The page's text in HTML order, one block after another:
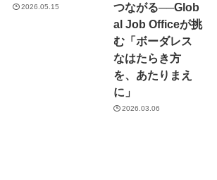
2026.05.15
つながる──Glob
al Job Officeが挑
む「ボーダレス
なはたらき方
を、あたりまえ
に」
2026.03.06